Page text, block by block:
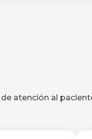
atención al